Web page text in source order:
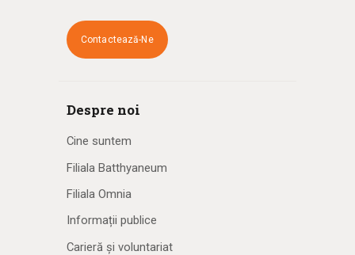
Contactează-Ne
Despre noi
Cine suntem
Filiala Batthyaneum
Filiala Omnia
Informații publice
Carieră și voluntariat